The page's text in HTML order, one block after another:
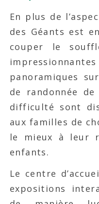
En plus de
des Géants est
couper le
panoramiques
de randonnée
difficulté sont
aux familles de
le mieux à leur
enfants.
Le centre
expositions